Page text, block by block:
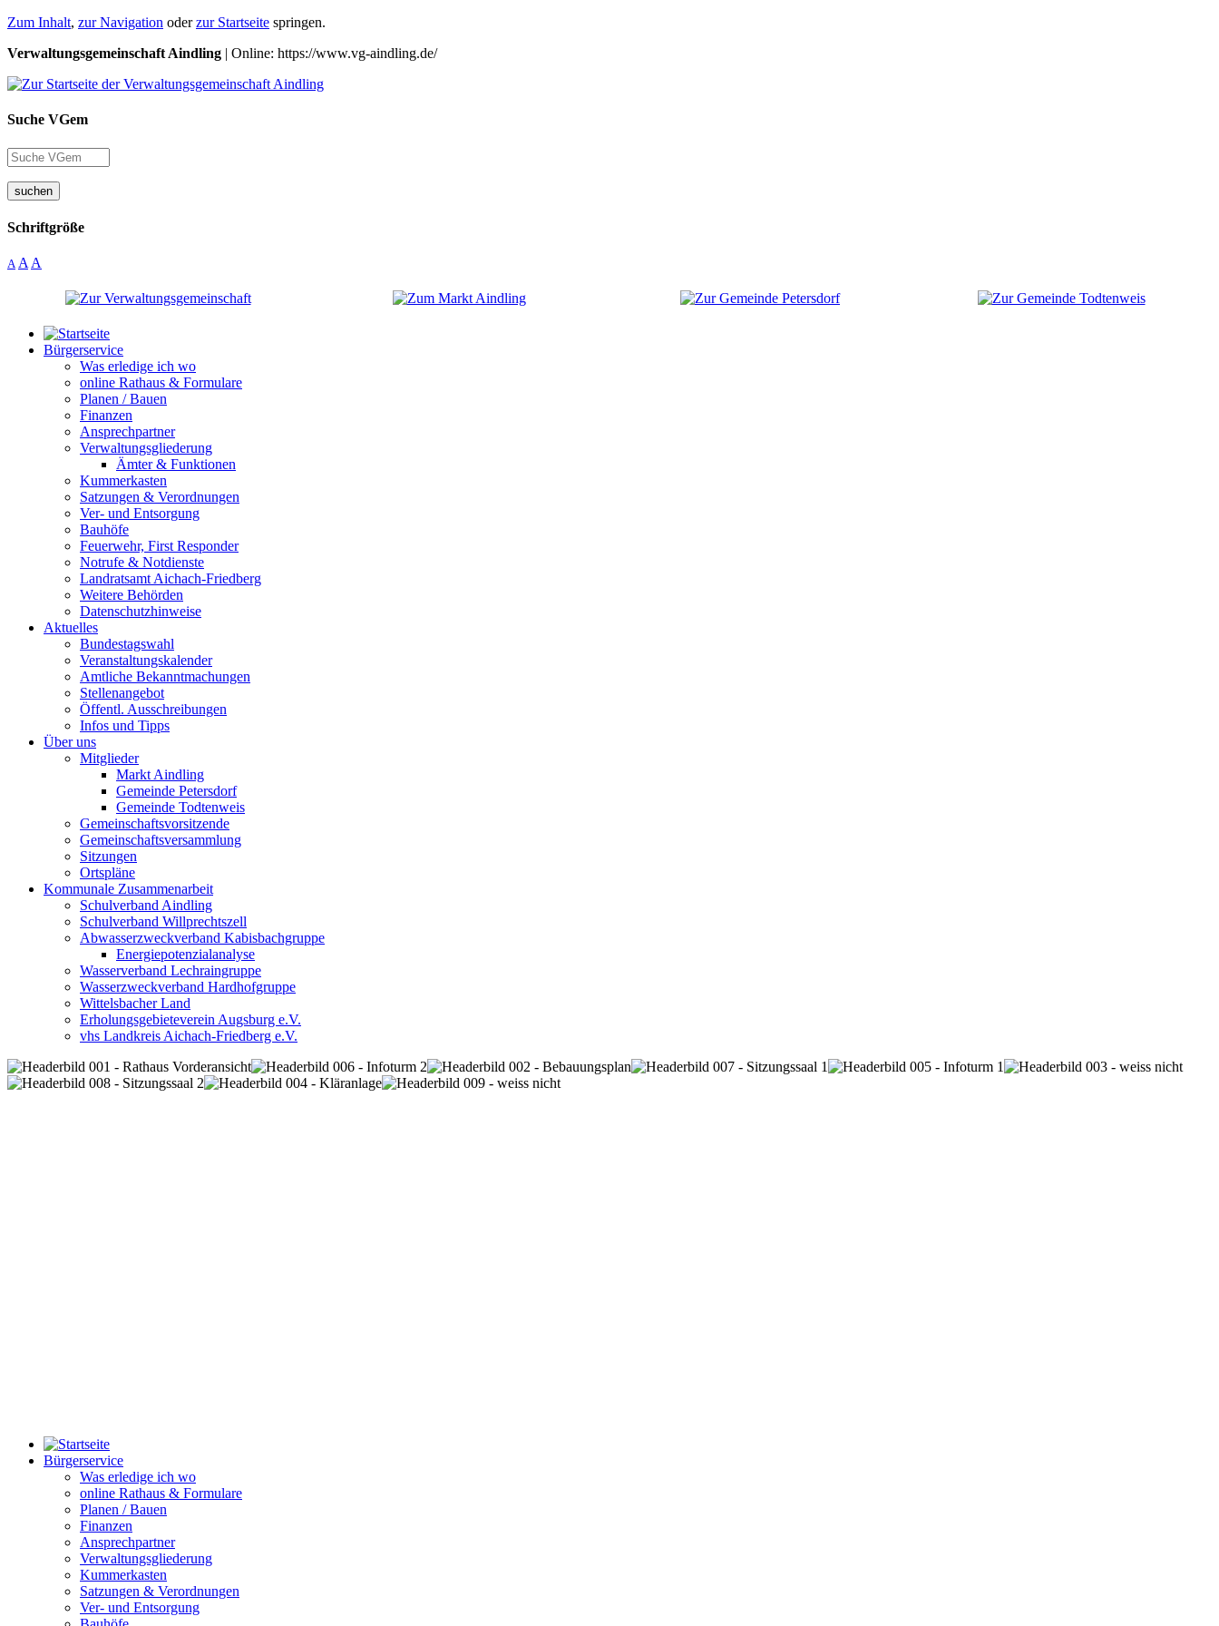
Zum Inhalt, zur Navigation oderzur Startseite springen.
Verwaltungsgemeinschaft Aindling | Online: https://www.vg-aindling.de/
Suche VGem
suchen
Schriftgröße
A A A
Bürgerservice
Was erledige ich wo
online Rathaus & Formulare
Planen / Bauen
Finanzen
Ansprechpartner
Verwaltungsgliederung
Ämter & Funktionen
Kummerkasten
Satzungen & Verordnungen
Ver- und Entsorgung
Bauhöfe
Feuerwehr, First Responder
Notrufe & Notdienste
Landratsamt Aichach-Friedberg
Weitere Behörden
Datenschutzhinweise
Aktuelles
Bundestagswahl
Veranstaltungskalender
Amtliche Bekanntmachungen
Stellenangebot
Öffentl. Ausschreibungen
Infos und Tipps
Über uns
Mitglieder
Markt Aindling
Gemeinde Petersdorf
Gemeinde Todtenweis
Gemeinschaftsvorsitzende
Gemeinschaftsversammlung
Sitzungen
Ortspläne
Kommunale Zusammenarbeit
Schulverband Aindling
Schulverband Willprechtszell
Abwasserzweckverband Kabisbachgruppe
Energiepotenzialanalyse
Wasserverband Lechraingruppe
Wasserzweckverband Hardhofgruppe
Wittelsbacher Land
Erholungsgebieteverein Augsburg e.V.
vhs Landkreis Aichach-Friedberg e.V.
Bürgerservice
Was erledige ich wo
online Rathaus & Formulare
Planen / Bauen
Finanzen
Ansprechpartner
Verwaltungsgliederung
Kummerkasten
Satzungen & Verordnungen
Ver- und Entsorgung